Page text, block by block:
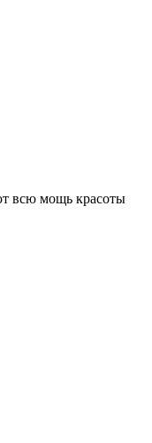
всю мощь красоты